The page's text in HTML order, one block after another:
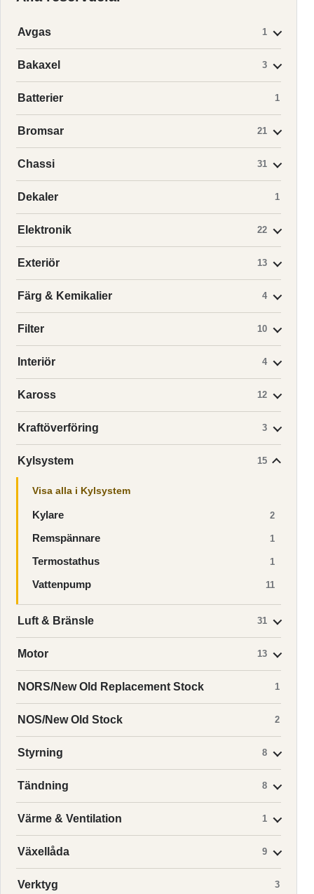
Avgas 1
Bakaxel 3
Batterier 1
Bromsar 21
Chassi 31
Dekaler 1
Elektronik 22
Exteriör 13
Färg & Kemikalier 4
Filter 10
Interiör 4
Kaross 12
Kraftöverföring 3
Kylsystem 15
Visa alla i Kylsystem
Kylare 2
Remspännare 1
Termostathus 1
Vattenpump 11
Luft & Bränsle 31
Motor 13
NORS/New Old Replacement Stock 1
NOS/New Old Stock 2
Styrning 8
Tändning 8
Värme & Ventilation 1
Växellåda 9
Verktyg 3